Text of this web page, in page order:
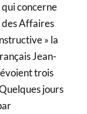
concerne
des Affaires
» la
Jean-
trois
jours